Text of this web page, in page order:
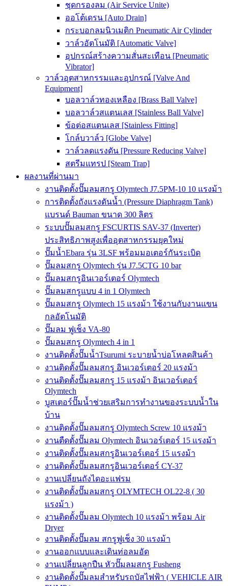
ชุดกรองลม (Air Service Unite)
ออโต้เดรน [Auto Drain]
กระบอกลมนิวเมติก Pneumatic Air Cylinder
วาล์วอัตโนมัติ [Automatic Valve]
อุปกรณ์สร้างความสั่นสะเทือน [Pneumatic
Vibrator]
วาล์วอุตสาหกรรมและอุปกรณ์ [Valve And
Equipment]
บอลวาล์วทองเหลือง [Brass Ball Valve]
บอลวาล์วสแตนเลส [Stainless Ball Valve]
ข้อต่อสแตนเลส [Stainless Fitting]
โกล์บวาล์ว [Globe Valve]
วาล์วลดแรงดัน [Pressure Reducing Valve]
สตรีมแทรป [Steam Trap]
ผลงานที่ผ่านมา
งานติดตั้งปั๊มลมสกรู Olymtech J7.5PM-10 10 แรงม้า
การติดตั้งถังแรงดันน้ำ (Pressure Diaphragm Tank)
แบรนด์ Bauman ขนาด 300 ลิตร
ระบบปั๊มลมสกรู FSCURTIS SAV-37 (Inverter)
ประสิทธิภาพสูงเพื่ออุตสาหกรรมยุคใหม่
ปั๊มน้ำEbara รุ่น 3LSF พร้อมมอเตอร์กันระเบิด
ปั๊มลมสกรู Olymtech รุ่น J7.5CTG 10 bar
ปั๊มลมสกรูอินเวอร์เตอร์ Olymtech
ปั๊มลมสกรูแบบ 4 in 1 Olymtech
ปั๊มลมสกรู Olymtech 15 แรงม้า ใช้งานกับงานแขน
กลอัตโนมัติ
ปั๊มลม ฟูเช็ง VA-80
ปั๊มลมสกรู Olymtech 4 in 1
งานติดตั้งปั๊มน้ำTsurumi ระบายน้ำบ่อโหลดสินค้า
งานติดตั้งปั๊มลมสกรู อินเวอร์เตอร์ 20 แรงม้า
งานติดตั้งปั๊มลมสกรู 15 แรงม้า อินเวอร์เตอร์
Olymtech
บูสเตอร์ปั๊มน้ำช่วยเสริมการทำงานของระบบน้ำใน
บ้าน
งานติดตั้งปั๊มลมสกรู Olymtech Screw 10 แรงม้า
งานตืดตั้งปั๊มลม Olymtech อินเวอร์เตอร์ 15 แรงม้า
งานติดตั้งปั๊มลมสกรูอินเวอร์เตอร์ 15 แรงม้า
งานติดตั้งปั๊มลมสกรูอินเวอร์เตอร์ CY-37
งานเปลี่ยนถังไดอะแฟรม
งานติดตั้งปั๊มลมสกรู OLYMTECH OL22-8 ( 30
แรงม้า )
งานติดตั้งปั๊มลม Olymtech 10 แรงม้า พร้อม Air
Dryer
งานติดตั้งปั๊มลม สกรูฟูเช็ง 30 แรงม้า
งานออกแบบและเดินท่อลมอัด
งานเปลี่ยนลูกปืน หัวปั๊มลมสกรู Fusheng
งานติดตั้งปั๊มลมสำหรับรถบัสไฟฟ้า ( VEHICLE AIR